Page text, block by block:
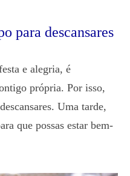
para descansares
e alegria, é
própria. Por isso,
Uma tarde,
que possas estar bem-